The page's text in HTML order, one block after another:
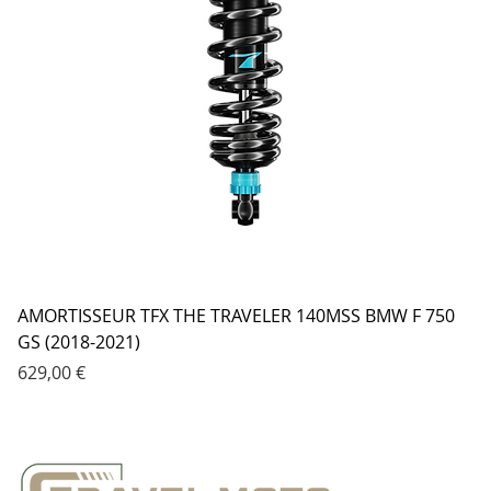
AMORTISSEUR TFX THE TRAVELER 140MSS BMW F 750
GS (2018-2021)
Prix
629,00 €